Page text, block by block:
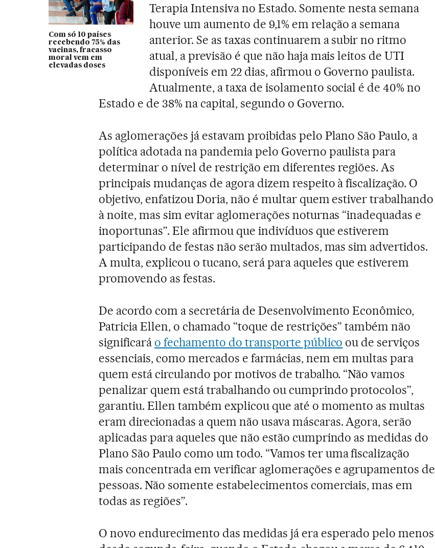
Com só 10 países
recebendo 75% das
vacinas, fracasso
moral vem em
elevadas doses
Terapia Intensiva no Estado. Somente nesta semana
houve um aumento de 9,1% em relação a semana
anterior. Se as taxas continuarem a subir no ritmo
atual, a previsão é que não haja mais leitos de UTI
disponíveis em 22 dias, afirmou o Governo paulista.
Atualmente, a taxa de isolamento social é de 40% no
Estado e de 38% na capital, segundo o Governo.
As aglomerações já estavam proibidas pelo Plano São Paulo, a
política adotada na pandemia pelo Governo paulista para
determinar o nível de restrição em diferentes regiões. As
principais mudanças de agora dizem respeito à fiscalização. O
objetivo, enfatizou Doria, não é multar quem estiver trabalhando
à noite, mas sim evitar aglomerações noturnas “inadequadas e
inoportunas”. Ele afirmou que indivíduos que estiverem
participando de festas não serão multados, mas sim advertidos.
A multa, explicou o tucano, será para aqueles que estiverem
promovendo as festas.
De acordo com a secretária de Desenvolvimento Econômico,
Patricia Ellen, o chamado “toque de restrições” também não
significará o fechamento do transporte público ou de serviços
essenciais, como mercados e farmácias, nem em multas para
quem está circulando por motivos de trabalho. “Não vamos
penalizar quem está trabalhando ou cumprindo protocolos”,
garantiu. Ellen também explicou que até o momento as multas
eram direcionadas a quem não usava máscaras. Agora, serão
aplicadas para aqueles que não estão cumprindo as medidas do
Plano São Paulo como um todo. “Vamos ter uma fiscalização
mais concentrada em verificar aglomerações e agrupamentos de
pessoas. Não somente estabelecimentos comerciais, mas em
todas as regiões”.
O novo endurecimento das medidas já era esperado pelo menos